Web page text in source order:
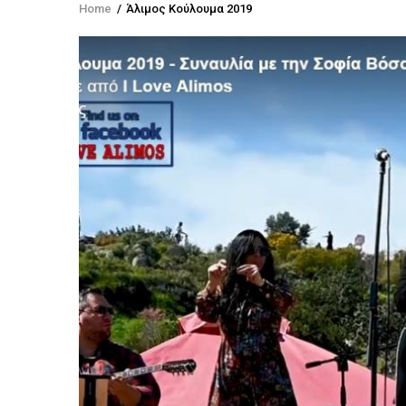
Breadcrumb
Home / Άλιμος Κούλουμα 2019